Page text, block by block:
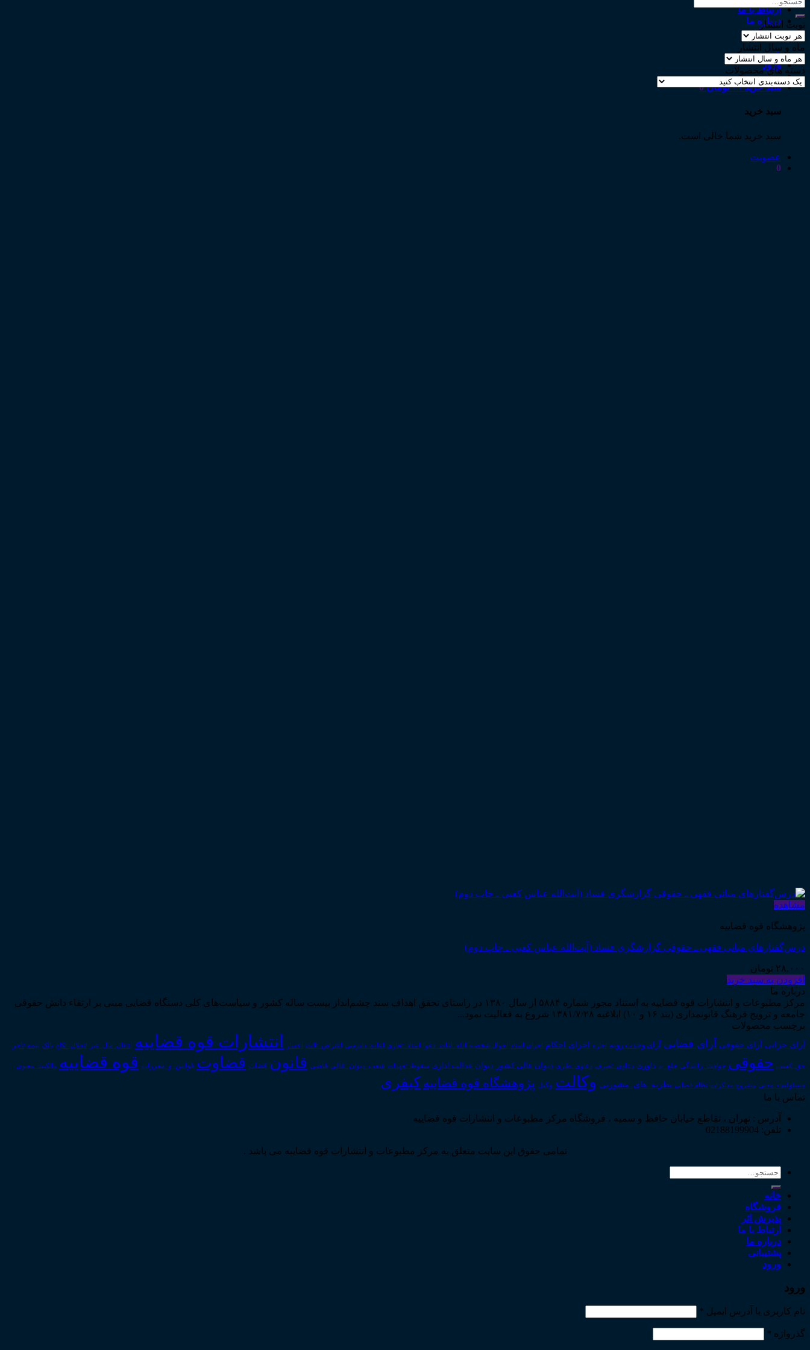
ارتباط با ما
درباره ما
پشتیبانی
عضویت
ورود
سبد خرید /۰ تومان 0
سبد خرید
سبد خرید شما خالی است.
عضویت
0
برای:
نوبت انتشار
ماه و سال انتشار
دسته های محصولات
مشاهده
پژوهشگاه قوه قضاییه
درس‌گفتارهای مبانی فقهی ـ حقوقی گزارشگری فساد (آیت‌الله عباس کعبی ـ چاپ دوم)
۲۸,۰۰۰ تومان
افزودن به سبد خرید
درباره ما
مرکز مطبوعات و انتشارات قوه قضاییه به استناد مجوز شماره ۵۸۸۴ از سال ۱۳۸۰ در راستای تحقق اهداف سند چشم‌انداز بیست ساله کشور و سیاست‌های کلی دستگاه قضایی مبنی بر ارتقاء دانش حقوقی
جامعه و ترویج فرهنگ قانونمداری (بند ۱۶ و ۱۰) ابلاغیه ۱۳۸۱/۷/۲۸ شروع به فعالیت نمود...
برچسب محصولات
آرای جزایی آرای حقوقی آرای قضایی آرای وحدت رویه اجاره اجرای احکام اجرای اسناد احوال شخصیه ادله_اثبات_دعوا اسناد_تجاری اعاده_دادرسی اعتراض_ثالث اعسار انتشارات قوه قضاییه انتقال_مال_غیر انحلال_نکاح بانک بیمه تاجر
حق_کسب حقوقی حوادث_رانندگی خلع_ید داوری دعاوی_تصرف دعاوی_طاری دیوان عالی کشور دیوان عدالت اداری سقوط_تعهدات شعب_دیوان_عالی قاضی قانون قضات قضاوت قوانین_و_مقررات قوه قضاییه مالکیت_معنوی
مسئولیت_مدنی مشروح مذاکرات نظام قضایی نظریه_های_مشورتی وکالت وکیل پژوهشگاه قوه قضاییه کیفری
تماس با ما
آدرس : تهران ، تقاطع خیابان حافظ و سمیه ، فروشگاه مرکز مطبوعات و انتشارات قوه قضاییه
تلفن: 02188199904
تمامی حقوق این سایت متعلق به مرکز مطبوعات و انتشارات قوه قضاییه می باشد .
جستجو
خانه
فروشگاه
پذیرش اثر
ارتباط با ما
درباره ما
پشتیبانی
ورود
ورود
نام کاربری یا آدرس ایمیل *
گذرواژه *